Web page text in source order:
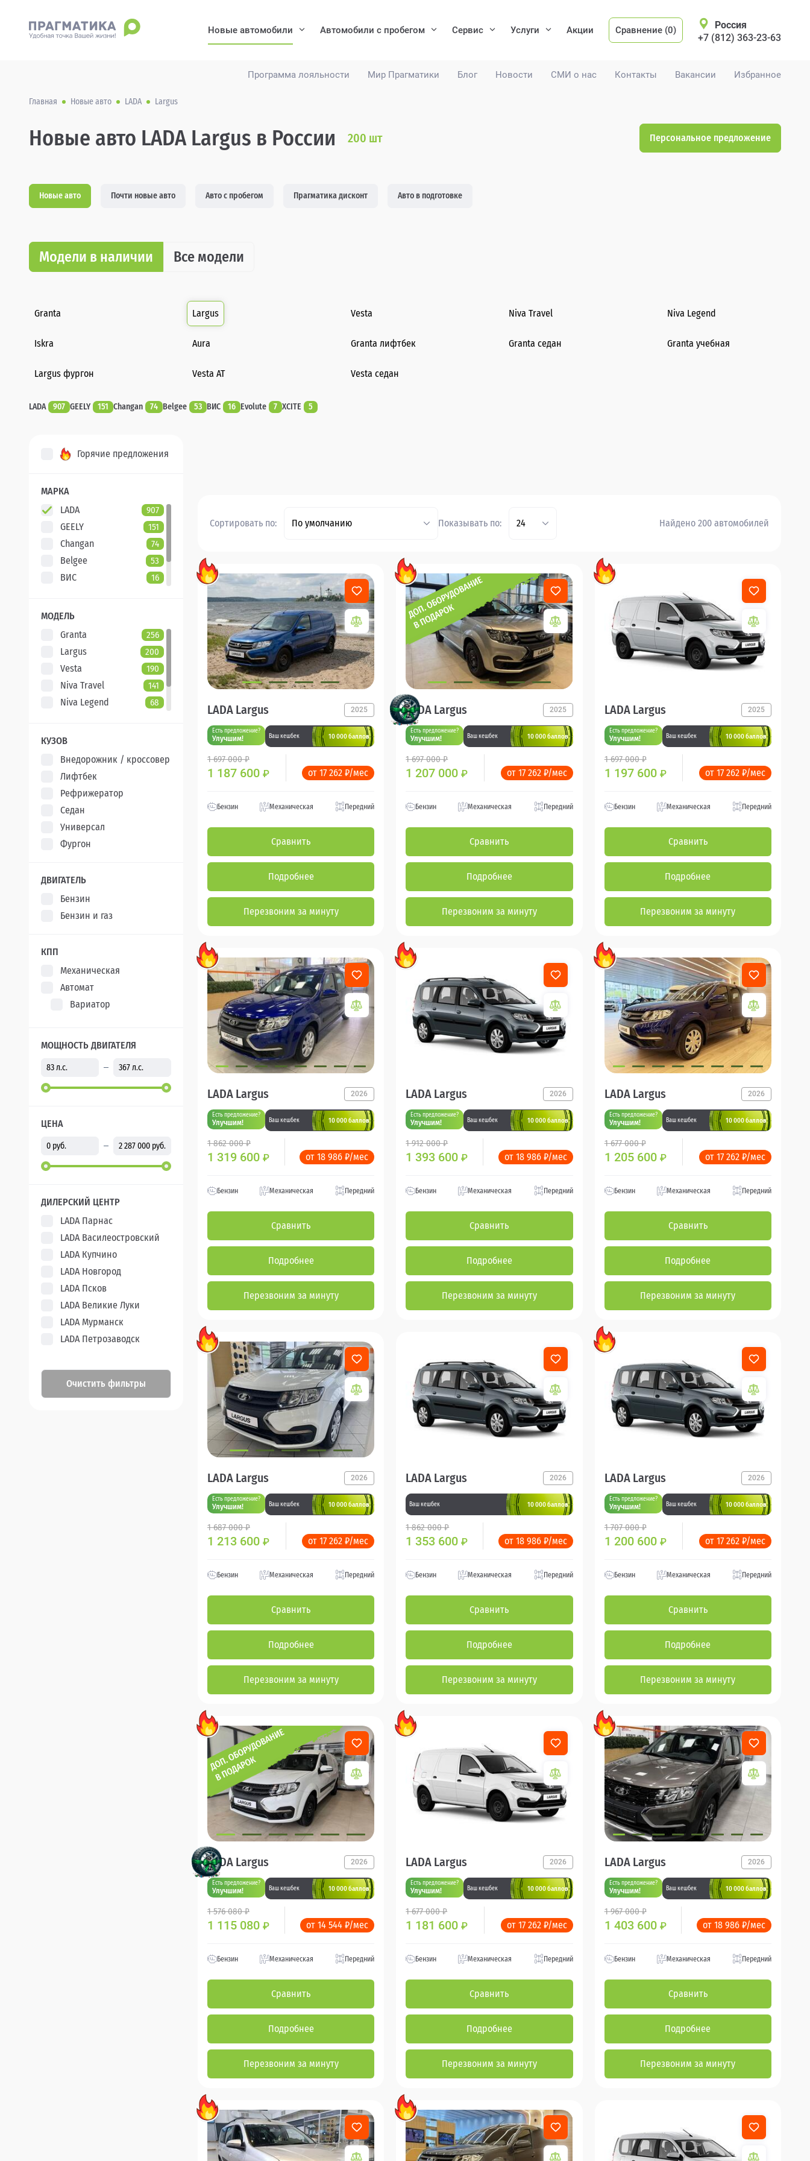
Программа лояльности Мир Прагматики Блог Новости СМИ о нас Контакты Вакансии Избранное
Новые автомобили Автомобили с пробегом Сервис Услуги Акции Сравнение (0)
Россия
+7 (812) 363-23-63
Главная Новые авто LADA Largus
Новые авто LADA Largus в России 200 шт Персональное предложение
Новые авто Почти новые авто Авто с пробегом Прагматика дисконт Авто в подготовке
Модели в наличии Все модели
Granta Largus Vesta Niva Travel Niva Legend
Iskra Aura Granta лифтбек Granta седан Granta учебная
Largus фургон Vesta AT Vesta седан
LADA 907 GEELY 151 Changan 74 Belgee 53 ВИС 16 Evolute 7 XCITE 5
Горячие предложения
МАРКА
LADA
907
GEELY 151
Changan 74
Belgee 53
ВИС 16
XCITE
МОДЕЛЬ
Granta
256
Largus 200
Vesta 190
Niva Travel 141
Niva Legend 68
Aura
КУЗОВ
Внедорожник / кроссовер
Лифтбек
Рефрижератор
Седан
Универсал
Фургон
ДВИГАТЕЛЬ
Бензин
Бензин и газ
КПП
Механическая
Автомат
Вариатор
МОЩНОСТЬ ДВИГАТЕЛЯ
ЦЕНА
ДИЛЕРСКИЙ ЦЕНТР
LADA Парнас
LADA Василеостровский
LADA Купчино
LADA Новгород
LADA Псков
LADA Великие Луки
LADA Мурманск
LADA Петрозаводск
Очистить фильтры
Сортировать по: По умолчанию Показывать по: 24 Найдено 200 автомобилей
LADA Largus 2025
Есть предложение?
Улучшим! Ваш кешбек 10 000 баллов
1 697 000 ₽
1 187 600 ₽ от 17 262 ₽/мес
Бензин Механическая Передний
Сравнить
Подробнее
Перезвоним за минуту
LADA Largus 2025
Есть предложение?
Улучшим! Ваш кешбек 10 000 баллов
1 697 000 ₽
1 207 000₽ от 17 262 ₽/мес
Бензин Механическая Передний
Сравнить
Подробнее
Перезвоним за минуту
LADA Largus 2025
Есть предложение?
Улучшим! Ваш кешбек 10 000 баллов
1 697 000 ₽
1 197 600 ₽ от 17 262 ₽/мес
Бензин Механическая Передний
Сравнить
Подробнее
Перезвоним за минуту
LADA Largus 2026
Есть предложение?
Улучшим! Ваш кешбек 10 000 баллов
1 862 000 ₽
1 319 600 ₽ от 18 986 ₽/мес
Бензин Механическая Передний
Сравнить
Подробнее
Перезвоним за минуту
LADA Largus 2026
Есть предложение?
Улучшим! Ваш кешбек 10 000 баллов
1 912 000 ₽
1 393 600₽ от 18 986 ₽/мес
Бензин Механическая Передний
Сравнить
Подробнее
Перезвоним за минуту
LADA Largus 2026
Есть предложение?
Улучшим! Ваш кешбек 10 000 баллов
1 677 000 ₽
1 205 600 ₽ от 17 262 ₽/мес
Бензин Механическая Передний
Сравнить
Подробнее
Перезвоним за минуту
LADA Largus 2026
Есть предложение?
Улучшим! Ваш кешбек 10 000 баллов
1 687 000 ₽
1 213 600 ₽ от 17 262 ₽/мес
Бензин Механическая Передний
Сравнить
Подробнее
Перезвоним за минуту
LADA Largus 2026
Ваш кешбек 10 000 баллов
1 862 000 ₽
1 353 600₽ от 18 986 ₽/мес
Бензин Механическая Передний
Сравнить
Подробнее
Перезвоним за минуту
LADA Largus 2026
Есть предложение?
Улучшим! Ваш кешбек 10 000 баллов
1 707 000 ₽
1 200 600 ₽ от 17 262 ₽/мес
Бензин Механическая Передний
Сравнить
Подробнее
Перезвоним за минуту
LADA Largus 2026
Есть предложение?
Улучшим! Ваш кешбек 10 000 баллов
1 576 080 ₽
1 115 080 ₽ от 14 544 ₽/мес
Бензин Механическая Передний
Сравнить
Подробнее
Перезвоним за минуту
LADA Largus 2026
Есть предложение?
Улучшим! Ваш кешбек 10 000 баллов
1 677 000 ₽
1 181 600₽ от 17 262 ₽/мес
Бензин Механическая Передний
Сравнить
Подробнее
Перезвоним за минуту
LADA Largus 2026
Есть предложение?
Улучшим! Ваш кешбек 10 000 баллов
1 967 000 ₽
1 403 600 ₽ от 18 986 ₽/мес
Бензин Механическая Передний
Сравнить
Подробнее
Перезвоним за минуту